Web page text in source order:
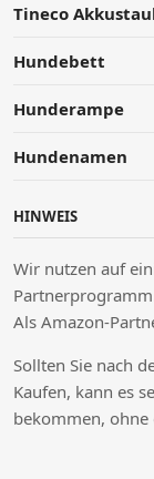
Tineco
Hundebett
Hunderampe
Hundenamen
HINWEIS
Wir nutzen auf
Als Amazon-
Sollten Sie nach
Kaufen, kann es
bekommen, ohne